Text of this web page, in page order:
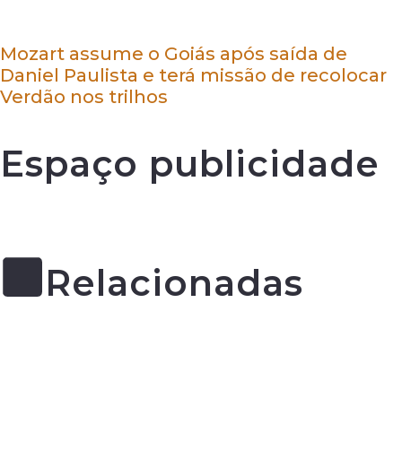
Mozart assume o Goiás após saída de
Daniel Paulista e terá missão de recolocar
Verdão nos trilhos
Espaço publicidade
Relacionadas